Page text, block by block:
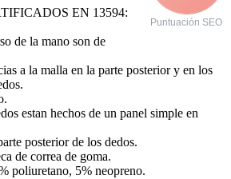
Puntuación SEO
EN 13594:
de la mano son de
a la malla en la parte posterior y en los
estan hechos de un panel simple en
posterior de los dedos.
de correa de goma.
poliuretano, 5% neopreno.